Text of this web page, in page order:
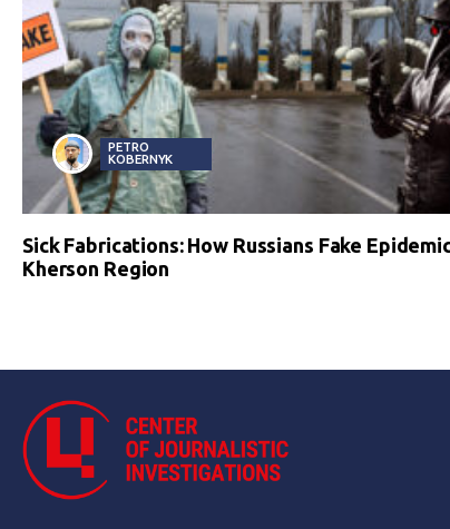
PETRO
KOBERNYK
Sick Fabrications: How Russians Fake
Kherson Region